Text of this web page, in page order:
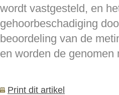
wordt vastgesteld, en
gehoorbeschadiging
beoordeling van de
en worden de genomen
Print dit artikel